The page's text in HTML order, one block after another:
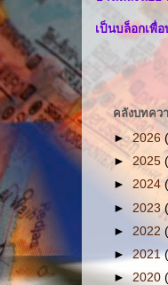
เป็นบล็อกเพื่
คลังบทคว
►2026
► 2025
► 2024
► 2023
► 2022
►2021
►2020